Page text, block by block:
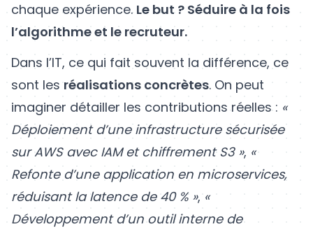
chaque expérience. Le but ? Séduire à la fois
l’algorithme et le recruteur.
Dans l’IT, ce qui fait souvent la différence, ce
sont les réalisations concrètes. On peut
imaginer détailler les contributions réelles : «
Déploiement d’une infrastructure sécurisée
sur AWS avec IAM et chiffrement S3 », «
Refonte d’une application en microservices,
réduisant la latence de 40 % », «
Développement d’un outil interne de